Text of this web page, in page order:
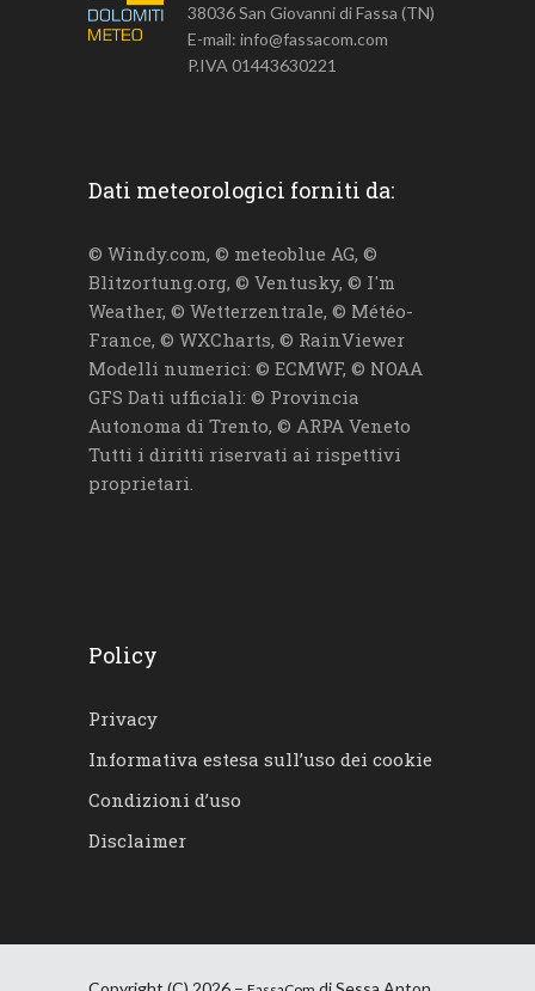
38036 San Giovanni di Fassa (TN)
E-mail: info@fassacom.com
P.IVA 01443630221
Dati meteorologici forniti da:
© Windy.com, © meteoblue AG, ©
Blitzortung.org, © Ventusky, © I'm
Weather, © Wetterzentrale, © Météo-
France, © WXCharts, © RainViewer
Modelli numerici: © ECMWF, © NOAA
GFS Dati ufficiali: © Provincia
Autonoma di Trento, © ARPA Veneto
Tutti i diritti riservati ai rispettivi
proprietari.
Policy
Privacy
Informativa estesa sull’uso dei cookie
Condizioni d’uso
Disclaimer